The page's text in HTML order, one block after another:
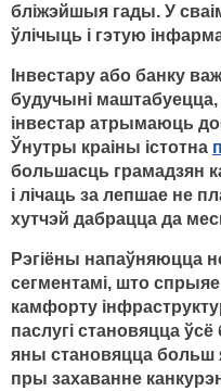
бліжэйшыя гады. У
ўлічыць і гэтую
Інвестару або банку
будучыні
інвестар атрымаюць
Ўнутры краіны істотна
большасць грамадзян
і лічаць за лепшае не
хутчэй дабрацца да
Рэгіёны напаўняюцца
сегментамі, што
камфорту
паслугі становяцца
яны становяцца больш
пры захаванне